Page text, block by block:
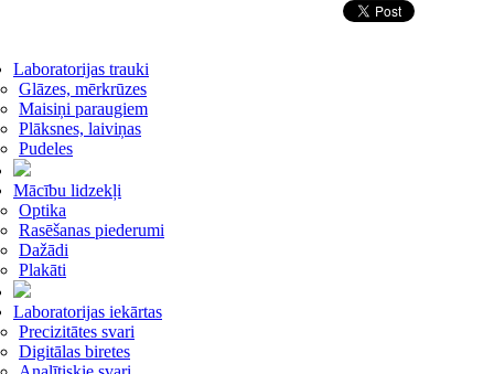
Laboratorijas trauki
Glāzes, mērkrūzes
Maisiņi paraugiem
Plāksnes, laiviņas
Pudeles
Mācību lidzekļi
Optika
Rasēšanas piederumi
Dažādi
Plakāti
Laboratorijas iekārtas
Precizitātes svari
Digitālas biretes